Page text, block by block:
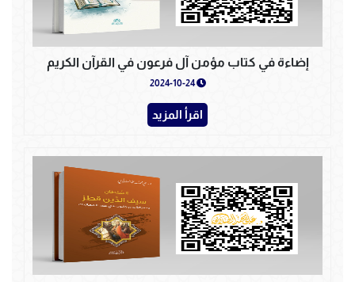
إضاءة في كتاب مؤمن آل فرعون في القرآن الكريم
2024-10-24
اقرأ المزيد